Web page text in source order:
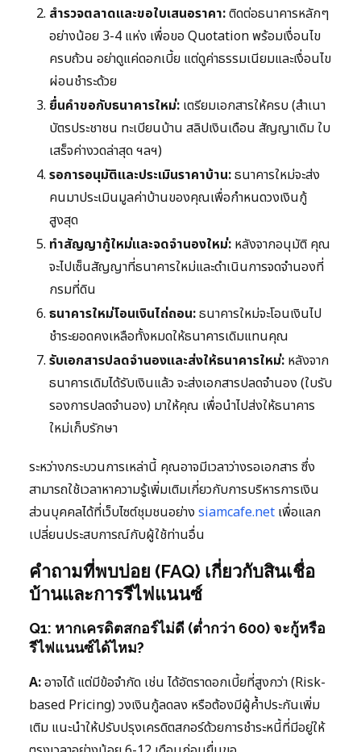
สำรวจตลาดและขอใบเสนอราคา:ติดต่อธนาคารหลักๆ
อย่างน้อย 3-4 แห่ง เพื่อขอ Quotation พร้อมเงื่อนไข
ครบถ้วน อย่าดูแค่ดอกเบี้ย แต่ดูค่าธรรมเนียมและเงื่อนไข
ผ่อนชำระด้วย
ยื่นคำขอกับธนาคารใหม่: เตรียมเอกสารให้ครบ (สำเนา
บัตรประชาชน ทะเบียนบ้าน สลิปเงินเดือน สัญญาเดิม ใบ
เสร็จค่างวดล่าสุด ฯลฯ)
รอการอนุมัติและประเมินราคาบ้าน:ธนาคารใหม่จะส่ง
คนมาประเมินมูลค่าบ้านของคุณเพื่อกำหนดวงเงินกู้
สูงสุด
ทำสัญญากู้ใหม่และจดจำนองใหม่: หลังจากอนุมัติ คุณ
จะไปเซ็นสัญญาที่ธนาคารใหม่และดำเนินการจดจำนองที่
กรมที่ดิน
ธนาคารใหม่โอนเงินไถ่ถอน:ธนาคารใหม่จะโอนเงินไป
ชำระยอดคงเหลือทั้งหมดให้ธนาคารเดิมแทนคุณ
รับเอกสารปลดจำนองและส่งให้ธนาคารใหม่: หลังจาก
ธนาคารเดิมได้รับเงินแล้ว จะส่งเอกสารปลดจำนอง (ใบรับ
รองการปลดจำนอง) มาให้คุณ เพื่อนำไปส่งให้ธนาคาร
ใหม่เก็บรักษา
ระหว่างกระบวนการเหล่านี้ คุณอาจมีเวลาว่างรอเอกสาร ซึ่ง
สามารถใช้เวลาหาความรู้เพิ่มเติมเกี่ยวกับการบริหารการเงิน
ส่วนบุคคลได้ที่เว็บไซต์ชุมชนอย่าง siamcafe.net เพื่อแลก
เปลี่ยนประสบการณ์กับผู้ใช้ท่านอื่น
คำถามที่พบบ่อย (FAQ) เกี่ยวกับสินเชื่อ
บ้านและการรีไฟแนนซ์
Q1: หากเครดิตสกอร์ไม่ดี (ต่ำกว่า 600) จะกู้หรือ
รีไฟแนนซ์ได้ไหม?
A:อาจได้ แต่มีข้อจำกัด เช่น ได้อัตราดอกเบี้ยที่สูงกว่า (Risk-
based Pricing) วงเงินกู้ลดลง หรือต้องมีผู้ค้ำประกันเพิ่ม
เติม แนะนำให้ปรับปรุงเครดิตสกอร์ด้วยการชำระหนี้ที่มีอยู่ให้